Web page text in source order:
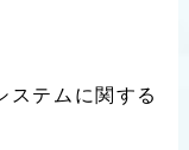
ステムに関する